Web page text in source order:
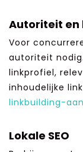
Autoriteit en
Voor
autoriteit
linkprofiel,
inhoudelijke
linkbuilding-
Lokale SEO